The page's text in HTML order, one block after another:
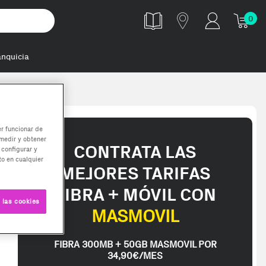
0
CONTRATA LAS
MEJORES TARIFAS
FIBRA + MÓVIL CON
MASMOVIL
FIBRA 300MB + 50GB MASMOVIL POR
34,90€/MES
funcionar de
y obtener
y
en cualquier
cookies